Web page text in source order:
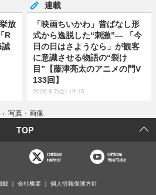
放
R
誠
連載
「映画ちいかわ」昔ばなし形
式から逸脱した“刺激”― 「今
日の日はさようなら」が観客
に意識させる物語の“裂け
目”【藤津亮太のアニメの門V
133回】
2026.8.7(金) 19:15
› 写真・画像
TOP
Official
twitter
Official
YouTube
載 会社概要 個人情報保護方針